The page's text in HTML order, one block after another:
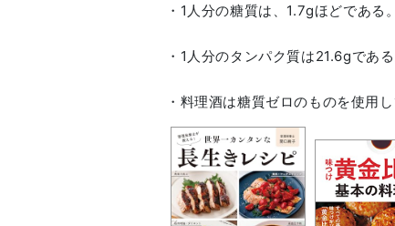
・1人分の糖質は、1.7gほどである。
・1人分のタンパク質は21.6gである